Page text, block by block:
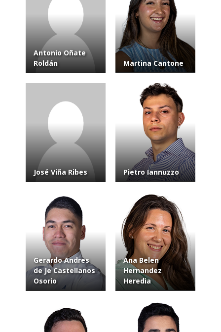
Antonio Oñate
Roldán
Martina Cantone
José Viña Ribes Pietro Iannuzzo
Gerardo Andres
de Je Castellanos
Osorio
Ana Belen
Hernandez
Heredia